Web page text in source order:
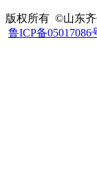
版权所有 ©山东
鲁ICP备05017086